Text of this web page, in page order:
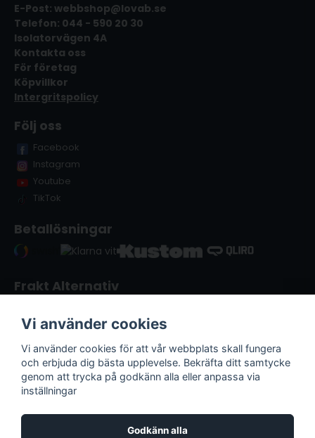
E-Post: webbshop@lovab.se
Telefon: 044 - 590 20 30
Isolatorvägen 4A
Kontakta oss
För företag
Köpvillkor
Intergritspolicy
Följ oss
Facebook
Instagram
Youtube
TikTok
Betallösningar
Frakt Alternativ
Vi använder cookies
Vi använder cookies för att vår webbplats skall fungera
och erbjuda dig bästa upplevelse. Bekräfta ditt samtycke
genom att trycka på godkänn alla eller anpassa via
inställningar
Godkänn alla